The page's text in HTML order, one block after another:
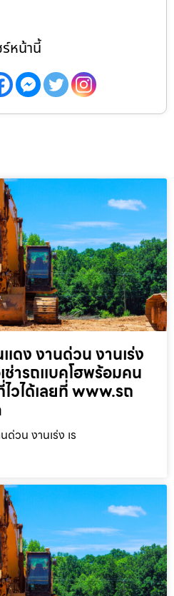
หน้านี้
ดง งานด่วน งานเร่ง
ช่ารถแบคโฮพร้อมคน
ได้เลยที่ www.รถ
วน งานเร่ง เร